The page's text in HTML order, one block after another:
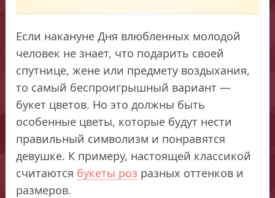
Если накануне Дня влюбленных молодой
человек не знает, что подарить своей
спутнице, жене или предмету воздыхания,
то самый беспроигрышный вариант —
букет цветов. Но это должны быть
особенные цветы, которые будут нести
правильный символизм и понравятся
девушке. К примеру, настоящей классикой
считаются букеты роз разных оттенков и
размеров.